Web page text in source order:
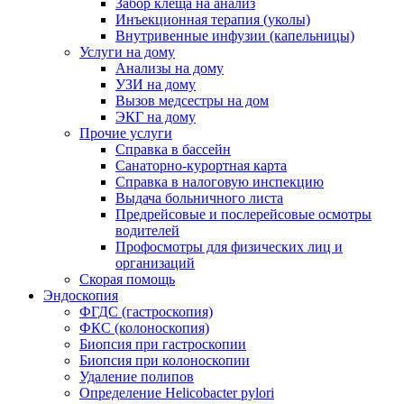
Забор клеща на анализ
Инъекционная терапия (уколы)
Внутривенные инфузии (капельницы)
Услуги на дому
Анализы на дому
УЗИ на дому
Вызов медсестры на дом
ЭКГ на дому
Прочие услуги
Справка в бассейн
Санаторно-курортная карта
Справка в налоговую инспекцию
Выдача больничного листа
Предрейсовые и послерейсовые осмотры
водителей
Профосмотры для физических лиц и
организаций
Скорая помощь
Эндоскопия
ФГДС (гастроскопия)
ФКС (колоноскопия)
Биопсия при гастроскопии
Биопсия при колоноскопии
Удаление полипов
Определение Helicobacter pylori